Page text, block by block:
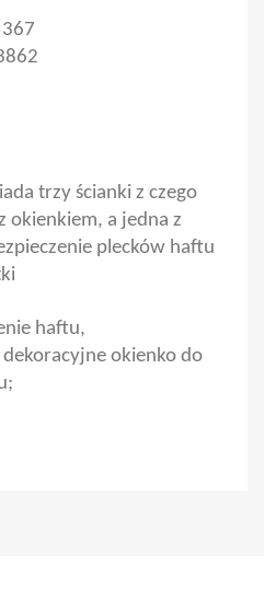
trzy ścianki z czego
okienkiem, a jedna z
plecków haftu
haftu,
okienko do